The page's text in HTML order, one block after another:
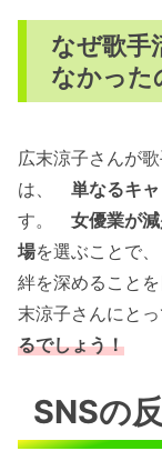
なぜ歌手
なかった
広末涼子さんが
は、 単なるキ
す。 女優業が
場を選ぶことで
絆を深めること
末涼子さんにとっ
るでしょう！
SNSの